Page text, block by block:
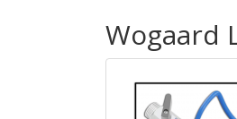
Wogaard